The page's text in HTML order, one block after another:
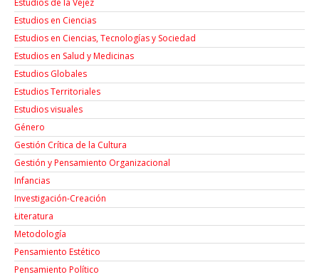
Estudios de la Vejez
Estudios en Ciencias
Estudios en Ciencias, Tecnologías y Sociedad
Estudios en Salud y Medicinas
Estudios Globales
Estudios Territoriales
Estudios visuales
Género
Gestión Crítica de la Cultura
Gestión y Pensamiento Organizacional
Infancias
Investigación-Creación
Łiteratura
Metodología
Pensamiento Estético
Pensamiento Político